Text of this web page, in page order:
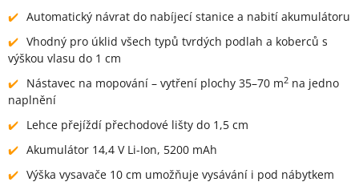
Automatický návrat do nabíjecí stanice a nabití akumulátoru
Vhodný pro úklid všech typů tvrdých podlah a koberců s
výškou vlasu do 1 cm
Nástavec na mopování – vytření plochy 35–70 m2 na jedno
naplnění
Lehce přejíždí přechodové lišty do 1,5 cm
Akumulátor 14,4 V Li-Ion, 5200 mAh
Výška vysavače 10 cm umožňuje vysávání i pod nábytkem